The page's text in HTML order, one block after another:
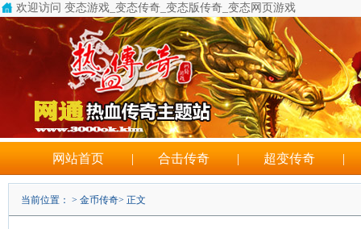
欢迎访问 变态游戏_变态传奇_变态版传奇_变态网页游戏
新开单职业变态传奇
网站首页 | 合击传奇 | 超变传奇 |
当前位置： > 金币传奇> 正文